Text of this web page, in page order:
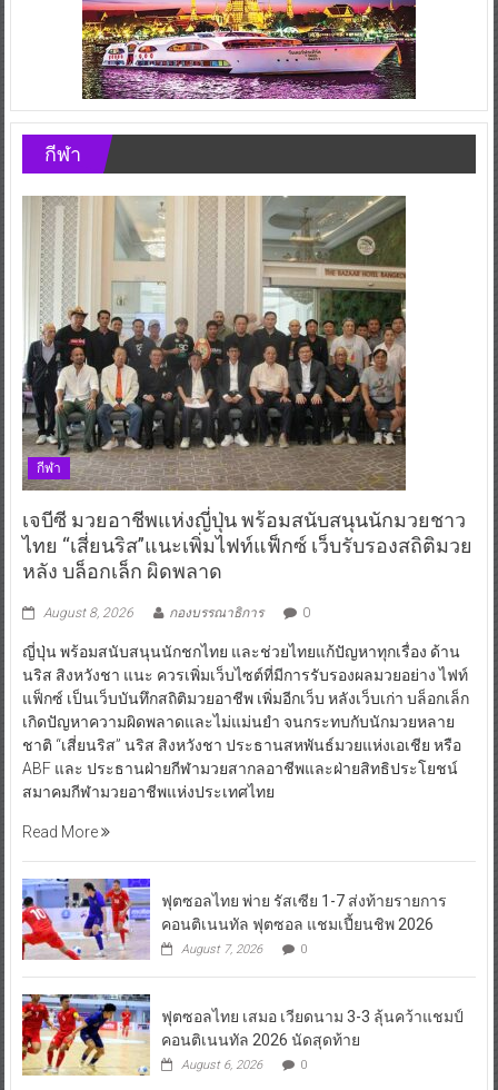
กีฬา
กีฬา
เจบีซี มวยอาชีพแห่งญี่ปุ่น พร้อมสนับสนุนนักมวยชาว
ไทย “เสี่ยนริส”แนะเพิ่มไฟท์แฟ็กซ์ เว็บรับรองสถิติมวย
หลัง บล็อกเล็ก ผิดพลาด
August 8, 2026 กองบรรณาธิการ 0
ญี่ปุ่น พร้อมสนับสนุนนักชกไทย และช่วยไทยแก้ปัญหาทุกเรื่อง ด้าน
นริส สิงหวังชา แนะ ควรเพิ่มเว็บไซต์ที่มีการรับรองผลมวยอย่าง ไฟท์
แฟ็กซ์ เป็นเว็บบันทึกสถิติมวยอาชีพ เพิ่มอีกเว็บ หลังเว็บเก่า บล็อกเล็ก
เกิดปัญหาความผิดพลาดและไม่แม่นยำ จนกระทบกับนักมวยหลาย
ชาติ “เสี่ยนริส” นริส สิงหวังชา ประธานสหพันธ์มวยแห่งเอเชีย หรือ
ABF และ ประธานฝ่ายกีฬามวยสากลอาชีพและฝ่ายสิทธิประโยชน์
สมาคมกีฬามวยอาชีพแห่งประเทศไทย
Read More
ฟุตซอลไทย พ่าย รัสเซีย 1-7 ส่งท้ายรายการ
คอนติเนนทัล ฟุตซอล แชมเปี้ยนชิพ 2026
August 7, 2026 0
ฟุตซอลไทย เสมอ เวียดนาม 3-3 ลุ้นคว้าแชมป์
คอนติเนนทัล 2026 นัดสุดท้าย
August 6, 2026 0